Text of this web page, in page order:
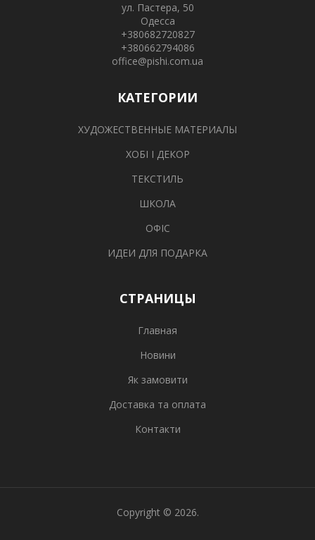
ул. Пастера, 50
Одесса
+380682720827
+380662794086
office@pishi.com.ua
КАТЕГОРИИ
ХУДОЖЕСТВЕННЫЕ МАТЕРИАЛЫ
ХОБІ І ДЕКОР
ТЕКСТИЛЬ
ШКОЛА
ОФІС
ИДЕИ ДЛЯ ПОДАРКА
СТРАНИЦЫ
Главная
Новини
Як замовити
Доставка та оплата
Контакти
Copyright © 2026.